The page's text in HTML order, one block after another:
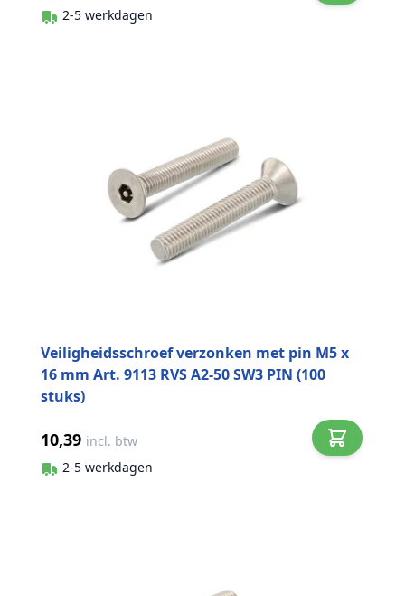
2-5 werkdagen
Veiligheidsschroef verzonken met pin M5 x
16 mm Art. 9113 RVS A2-50 SW3 PIN (100
stuks)
10,39 incl. btw
2-5 werkdagen